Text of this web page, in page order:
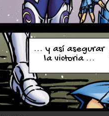
... y así asegurar
la victoria ...